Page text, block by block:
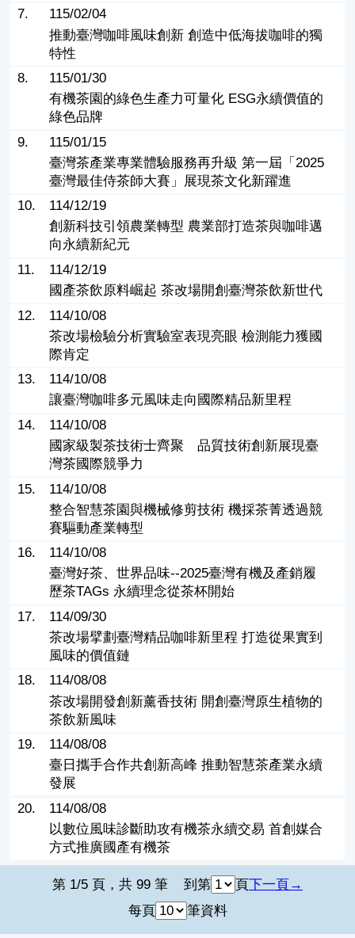
7.
115/02/04
推動臺灣咖啡風味創新 創造中低海拔咖啡的獨
特性
8.
115/01/30
有機茶園的綠色生產力可量化 ESG永續價值的
綠色品牌
9.
115/01/15
臺灣茶產業專業體驗服務再升級 第一屆「2025
臺灣最佳侍茶師大賽」展現茶文化新躍進
10.
114/12/19
創新科技引領農業轉型 農業部打造茶與咖啡邁
向永續新紀元
11.
114/12/19
國產茶飲原料崛起 茶改場開創臺灣茶飲新世代
12.
114/10/08
茶改場檢驗分析實驗室表現亮眼 檢測能力獲國
際肯定
13.
114/10/08
讓臺灣咖啡多元風味走向國際精品新里程
14.
114/10/08
國家級製茶技術士齊聚 品質技術創新展現臺
灣茶國際競爭力
15.
114/10/08
整合智慧茶園與機械修剪技術 機採茶菁透過競
賽驅動產業轉型
16.
114/10/08
臺灣好茶、世界品味--2025臺灣有機及產銷履
歷茶TAGs 永續理念從茶杯開始
17.
114/09/30
茶改場擘劃臺灣精品咖啡新里程 打造從果實到
風味的價值鏈
18.
114/08/08
茶改場開發創新薰香技術 開創臺灣原生植物的
茶飲新風味
19.
114/08/08
臺日攜手合作共創新高峰 推動智慧茶產業永續
發展
20.
114/08/08
以數位風味診斷助攻有機茶永續交易 首創媒合
方式推廣國產有機茶
第 1/5 頁，共 99 筆 到第 頁下一頁
每頁
筆資料